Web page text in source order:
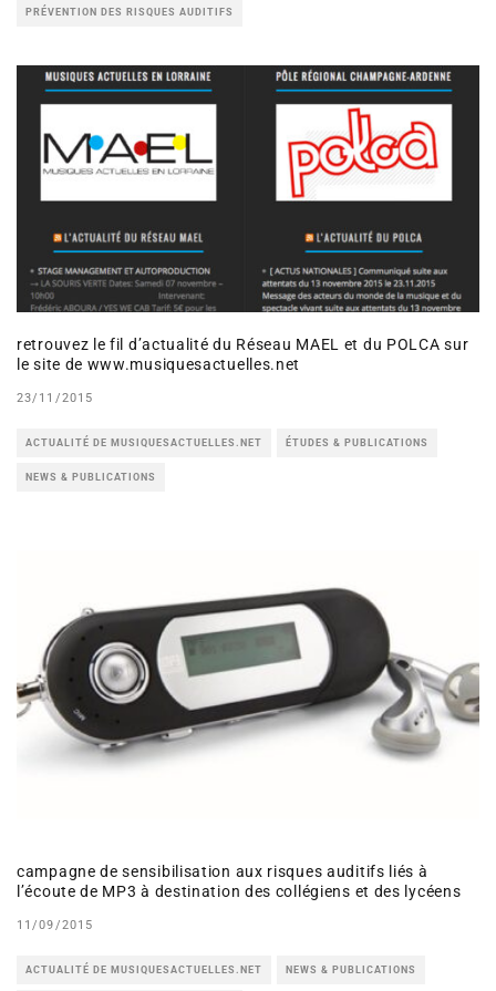
PRÉVENTION DES RISQUES AUDITIFS
retrouvez le fil d’actualité du Réseau MAEL et du POLCA sur
le site de www.musiquesactuelles.net
23/11/2015
ACTUALITÉ DE MUSIQUESACTUELLES.NET ÉTUDES & PUBLICATIONS
NEWS & PUBLICATIONS
campagne de sensibilisation aux risques auditifs liés à
l’écoute de MP3 à destination des collégiens et des lycéens
11/09/2015
ACTUALITÉ DE MUSIQUESACTUELLES.NET NEWS & PUBLICATIONS